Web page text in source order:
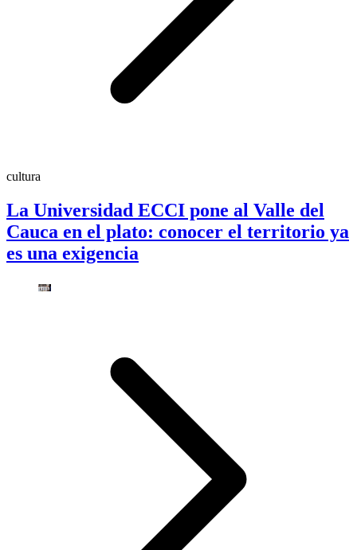
cultura
La Universidad ECCI pone al Valle del
Cauca en el plato: conocer el territorio ya
es una exigencia